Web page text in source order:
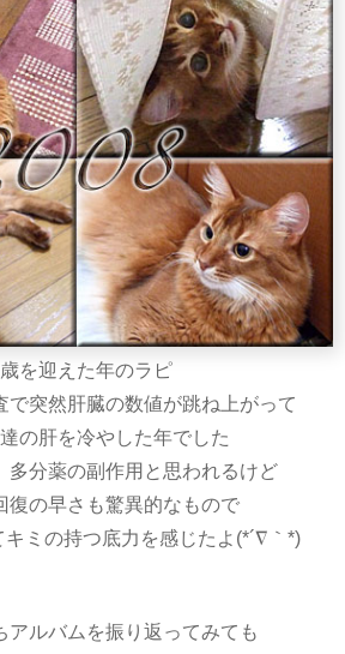
歳を迎えた年のラピ
で突然肝臓の数値が跳ね上がって
の肝を冷やした年でした
多分薬の副作用と思われるけど
復の早さも驚異的なもので
ミの持つ底力を感じたよ(*´∇｀*)
アルバムを振り返ってみても